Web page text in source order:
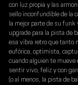
con luz propia y las
sello inconfundible de la
la mejor parte de su funk
upgrade para la pista de
esa vibra retro que tanto
eufórica, optimista,
cuando alguien te mueve
sentir vivo, feliz y con
(o al menos, la pista de